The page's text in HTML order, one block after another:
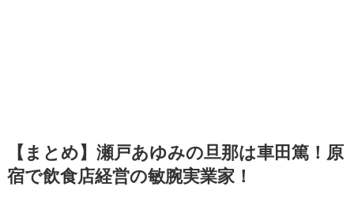
【まとめ】瀬戸あゆみの旦那は車田篤！原
宿で飲食店経営の敏腕実業家！